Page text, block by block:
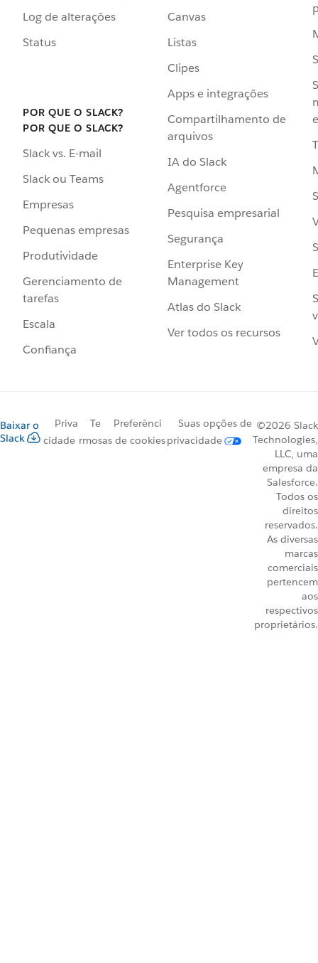
Log de alterações
Status
POR QUE O SLACK?
POR QUE O SLACK?
Slack vs. E-mail
Slack ou Teams
Empresas
Pequenas empresas
Produtividade
Gerenciamento de
tarefas
Escala
Confiança
Canvas
Listas
Clipes
Apps e integrações
Compartilhamento de
arquivos
IA do Slack
Agentforce
Pesquisa empresarial
Segurança
Enterprise Key
Management
Atlas do Slack
Ver todos os recursos
Baixar o
Slack
Priva
cidade
Te
rmos
Preferênci
as de cookies
Suas opções de
privacidade
©2026 Slack
Technologies,
LLC, uma
empresa da
Salesforce.
Todos os
direitos
reservados.
As diversas
marcas
comerciais
pertencem
aos
respectivos
proprietários.